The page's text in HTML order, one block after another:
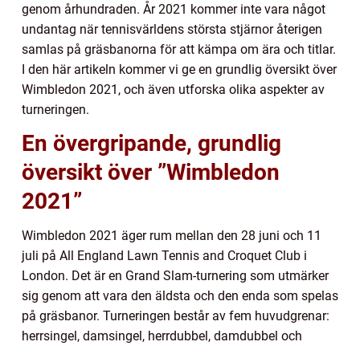
genom århundraden. År 2021 kommer inte vara något
undantag när tennisvärldens största stjärnor återigen
samlas på gräsbanorna för att kämpa om ära och titlar.
I den här artikeln kommer vi ge en grundlig översikt över
Wimbledon 2021, och även utforska olika aspekter av
turneringen.
En övergripande, grundlig
översikt över ”Wimbledon
2021”
Wimbledon 2021 äger rum mellan den 28 juni och 11
juli på All England Lawn Tennis and Croquet Club i
London. Det är en Grand Slam-turnering som utmärker
sig genom att vara den äldsta och den enda som spelas
på gräsbanor. Turneringen består av fem huvudgrenar:
herrsingel, damsingel, herrdubbel, damdubbel och